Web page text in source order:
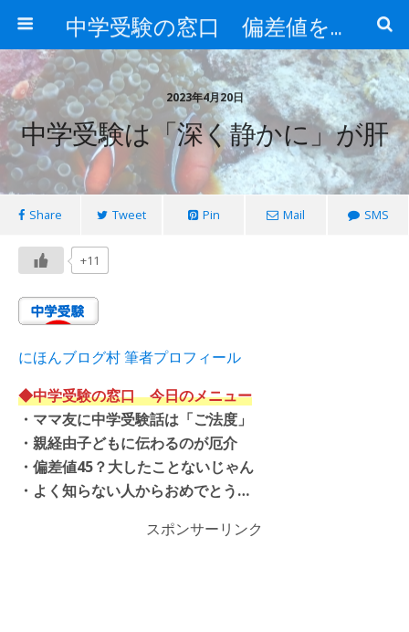
中学受験の窓口 偏差値を上げる勉強法
2023年4月20日
中学受験は「深く静かに」が肝
Share Tweet Pin Mail SMS
+11
にほんブログ村 筆者プロフィール
◆中学受験の窓口 今日のメニュー
・ママ友に中学受験話は「ご法度」
・ 親経由子どもに伝わるのが厄介
・ 偏差値45？大したことないじゃん
・よく知らない人からおめでとう…
スポンサーリンク